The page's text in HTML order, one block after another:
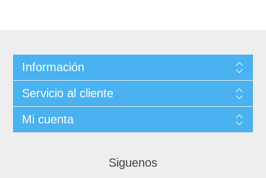
Información
Servicio al cliente
Mi cuenta
Siguenos